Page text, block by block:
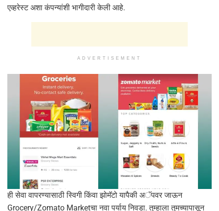
एव्हरेस्ट अशा कंपन्यांशी भागीदारी केली आहे.
ADVERTISEMENT
ही सेवा वापरण्यासाठी स्विगी किंवा झोमॅटो यापैकी अॅपवर जाऊन
Grocery/Zomato Marketचा नवा पर्याय निवडा. तुम्हाला तुमच्यापासून